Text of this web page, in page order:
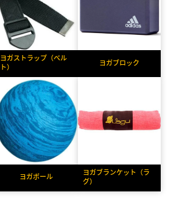
ヨガストラップ（ベル
ト）
ヨガブロック
ヨガボール
ヨガブランケット（ラ
グ）